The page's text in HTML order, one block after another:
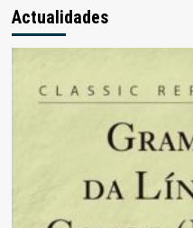
Actualidades